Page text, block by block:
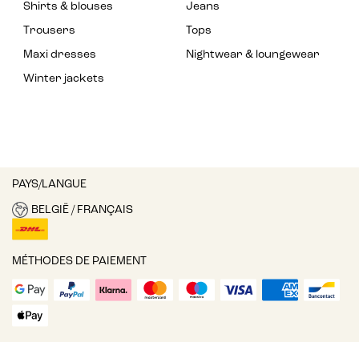
Shirts & blouses
Jeans
Trousers
Tops
Maxi dresses
Nightwear & loungewear
Winter jackets
PAYS/LANGUE
BELGIË / FRANÇAIS
MÉTHODES DE PAIEMENT